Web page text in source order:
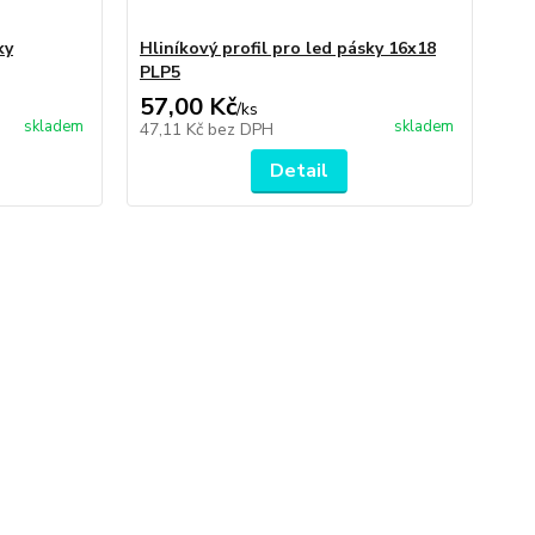
skladem
Hliníkový profil pro led pásky 16x18
PLP5
57,00 Kč/ks
47,11 Kč bez DPH skladem
Detail